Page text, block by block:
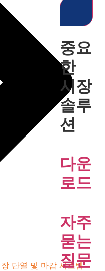
중요
한
시장
솔루
션
다운
로드
자주
묻는
질문
단열 및 마감 시스템